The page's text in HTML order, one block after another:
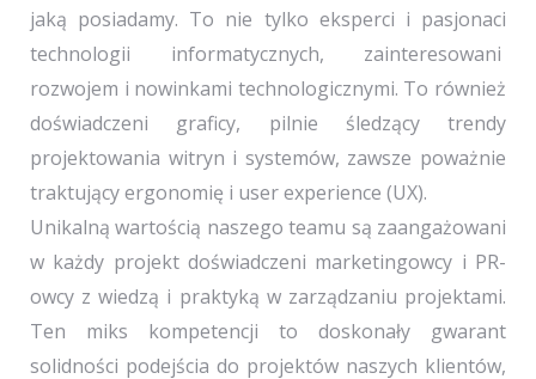
jaką posiadamy. To nie tylko eksperci i pasjonaci
technologii informatycznych, zainteresowani
rozwojem i nowinkami technologicznymi. To również
doświadczeni graficy, pilnie śledzący trendy
projektowania witryn i systemów, zawsze poważnie
traktujący ergonomię i user experience (UX).
Unikalną wartością naszego teamu są zaangażowani
w każdy projekt doświadczeni marketingowcy i PR-
owcy z wiedzą i praktyką w zarządzaniu projektami.
Ten miks kompetencji to doskonały gwarant
solidności podejścia do projektów naszych klientów,